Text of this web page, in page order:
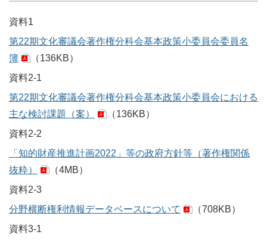
資料1
第22期文化審議会著作権分科会基本政策小委員会委員名
簿
（136KB）
資料2-1
第22期文化審議会著作権分科会基本政策小委員会における
主な検討課題（案）
（136KB）
資料2-2
「知的財産推進計画2022」等の政府方針等（著作権関係
抜粋）
（4MB）
資料2-3
分野横断権利情報データベースについて
（708KB）
資料3-1